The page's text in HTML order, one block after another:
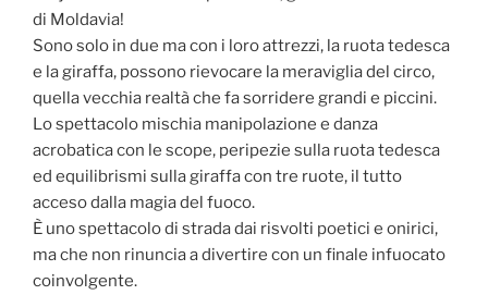
di Moldavia!
Sono solo in due ma con i loro attrezzi, la ruota tedesca
e la giraffa, possono rievocare la meraviglia del circo,
quella vecchia realtà che fa sorridere grandi e piccini.
Lo spettacolo mischia manipolazione e danza
acrobatica con le scope, peripezie sulla ruota tedesca
ed equilibrismi sulla giraffa con tre ruote, il tutto
acceso dalla magia del fuoco.
È uno spettacolo di strada dai risvolti poetici e onirici,
ma che non rinuncia a divertire con un finale infuocato
coinvolgente.